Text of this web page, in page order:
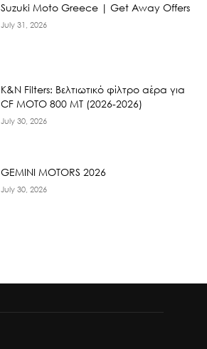
Suzuki Moto Greece | Get Away Offers
July 31, 2026
K&N Filters: Βελτιωτικό φίλτρο αέρα για
CF ΜΟΤΟ 800 ΜΤ (2026-2026)
July 30, 2026
GEMINI MOTORS 2026
July 30, 2026